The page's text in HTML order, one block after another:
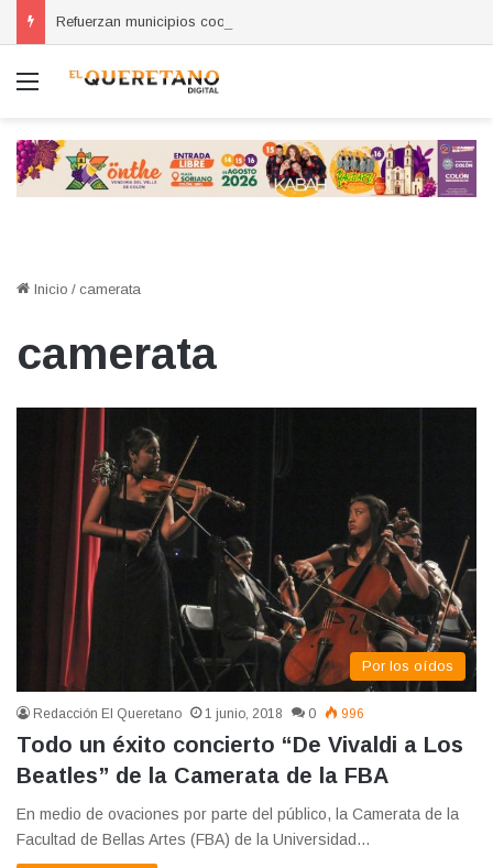
Menú
Inicio / camerata
camerata
Por los oídos
Redacción El Queretano 1 junio, 2018 0 996
Todo un éxito concierto “De Vivaldi a Los
Beatles” de la Camerata de la FBA
En medio de ovaciones por parte del público, la Camerata de la
Facultad de Bellas Artes (FBA) de la Universidad…